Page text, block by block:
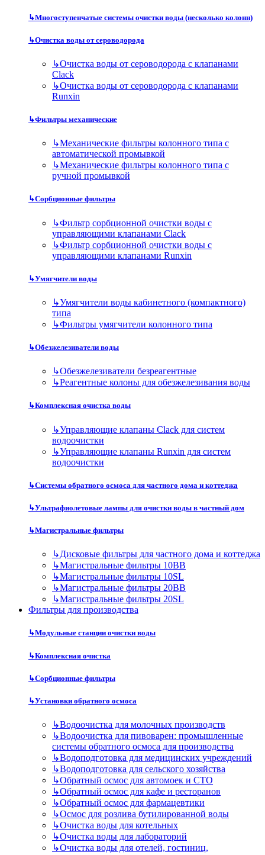
↳Многоступенчатые системы очистки воды (несколько колонн)
↳Очистка воды от сероводорода
↳Очистка воды от сероводорода с клапанами
Clack
↳Очистка воды от сероводорода с клапанами
Runxin
↳Фильтры механические
↳Механические фильтры колонного типа с
автоматической промывкой
↳Механические фильтры колонного типа с
ручной промывкой
↳Сорбционные фильтры
↳Фильтр сорбционной очистки воды с
управляющими клапанами Clack
↳Фильтр сорбционной очистки воды с
управляющими клапанами Runxin
↳Умягчители воды
↳Умягчители воды кабинетного (компактного)
типа
↳Фильтры умягчители колонного типа
↳Обезжелезиватели воды
↳Обезжелезиватели безреагентные
↳Реагентные колоны для обезжелезивания воды
↳Комплексная очистка воды
↳Управляющие клапаны Clack для систем
водоочистки
↳Управляющие клапаны Runxin для систем
водоочистки
↳Системы обратного осмоса для частного дома и коттеджа
↳Ультрафиолетовые лампы для очистки воды в частный дом
↳Магистральные фильтры
↳Дисковые фильтры для частного дома и коттеджа
↳Магистральные фильтры 10BB
↳Магистральные фильтры 10SL
↳Магистральные фильтры 20BB
↳Магистральные фильтры 20SL
Фильтры для производства
↳Модульные станции очистки воды
↳Комплексная очистка
↳Сорбционные фильтры
↳Установки обратного осмоса
↳Водоочистка для молочных производств
↳Водоочистка для пивоварен: промышленные
системы обратного осмоса для производства
↳Водоподготовка для медицинских учреждений
↳Водоподготовка для сельского хозяйства
↳Обратный осмос для автомоек и СТО
↳Обратный осмос для кафе и ресторанов
↳Обратный осмос для фармацевтики
↳Осмос для розлива бутилированной воды
↳Очистка воды для котельных
↳Очистка воды для лабораторий
↳Очистка воды для отелей, гостиниц,